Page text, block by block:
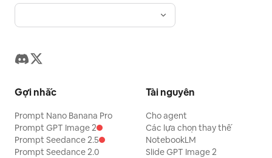
Gợi nhắc
Prompt Nano Banana Pro
Prompt GPT Image 2
Prompt Seedance 2.5
Prompt Seedance 2.0
Tài nguyên
Cho agent
Các lựa chọn thay thế
NotebookLM
Slide GPT Image 2